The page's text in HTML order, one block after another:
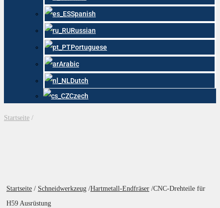
Spanish
Russian
Portuguese
Arabic
Dutch
Czech
Startseite /
Startseite / Schneidwerkzeug /Hartmetall-Endfräser /CNC-Drehteile für
H59 Ausrüstung